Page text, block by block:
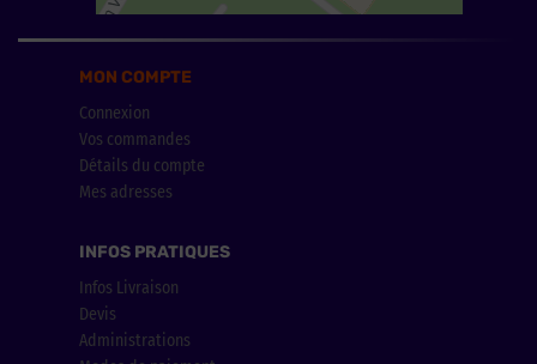
MON COMPTE
Connexion
Vos commandes
Détails du compte
Mes adresses
INFOS PRATIQUES
Infos Livraison
Devis
Administrations